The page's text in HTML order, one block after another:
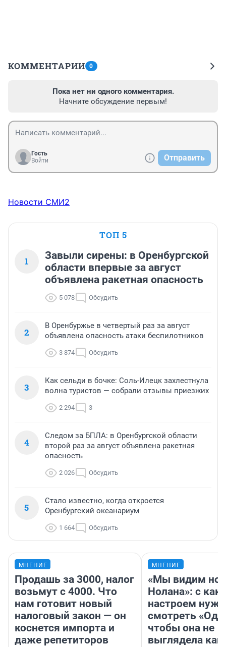
КОММЕНТАРИИ 0
Пока нет ни одного комментария.
Начните обсуждение первым!
Гость
Войти
Отправить
Новости СМИ2
ТОП 5
1
Завыли сирены: в Оренбургской
области впервые за август
объявлена ракетная опасность
5 078 Обсудить
2
В Оренбуржье в четвертый раз за август
объявлена опасность атаки беспилотников
3 874 Обсудить
3
Как сельди в бочке: Соль-Илецк захлестнула
волна туристов — собрали отзывы приезжих
2 294 3
4
Следом за БПЛА: в Оренбургской области
второй раз за август объявлена ракетная
опасность
2 026 Обсудить
5
Стало известно, когда откроется
Оренбургский океанариум
1 664 Обсудить
МНЕНИЕ
Продашь за 3000, налог
возьмут с 4000. Что
нам готовит новый
налоговый закон — он
коснется импорта и
даже репетиторов
МНЕНИЕ
«Мы видим
Нолана»: с
настроем
смотреть
чтобы она не
выглядела как